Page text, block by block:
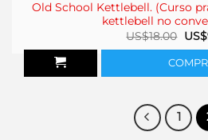
Old School Kettlebell. (Curso
kettlebell no
US$18.00 El
era:
US$
1